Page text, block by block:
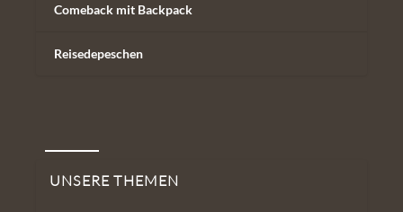
Comeback mit Backpack
Reisedepeschen
UNSERE THEMEN